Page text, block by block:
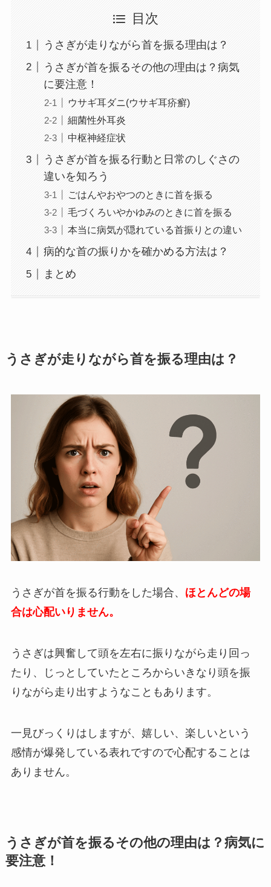
目次
うさぎが走りながら首を振る理由は？
うさぎが首を振るその他の理由は？病気
に要注意！
ウサギ耳ダニ(ウサギ耳疥癬)
細菌性外耳炎
中枢神経症状
うさぎが首を振る行動と日常のしぐさの
違いを知ろう
ごはんやおやつのときに首を振る
毛づくろいやかゆみのときに首を振る
本当に病気が隠れている首振りとの違い
病的な首の振りかを確かめる方法は？
まとめ
うさぎが走りながら首を振る理由は？
うさぎが首を振る行動をした場合、 ほとんどの場
合は心配いりません。
うさぎは興奮して頭を左右に振りながら走り回っ
たり、じっとしていたところからいきなり頭を振
りながら走り出すようなこともあります。
一見びっくりはしますが、嬉しい、楽しいという
感情が爆発している表れですので心配することは
ありません。
うさぎが首を振るその他の理由は？病気に
要注意！